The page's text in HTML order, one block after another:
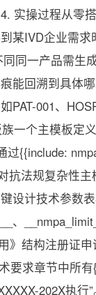
实操过程从零
某IVD企业需
同一产品需
能回溯到具体
PAT-001、
一个主模板
过{{include:
抗法规复杂性
计技术参数
、
》结构注册
要求章节中所
202X执